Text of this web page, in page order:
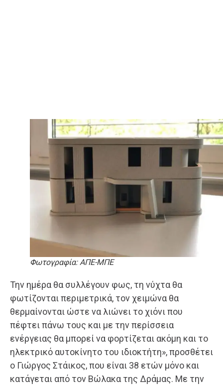
Φωτογραφία: ΑΠΕ-ΜΠΕ
Την ημέρα θα συλλέγουν φως, τη νύχτα θα
φωτίζονται περιμετρικά, τον χειμώνα θα
θερμαίνονται ώστε να λιώνει το χιόνι που
πέφτει πάνω τους και με την περίσσεια
ενέργειας θα μπορεί να φορτίζεται ακόμη και το
ηλεκτρικό αυτοκίνητο του ιδιοκτήτη», προσθέτει
ο Γιώργος Στάικος, που είναι 38 ετών μόνο και
κατάγεται από τον Βώλακα της Δράμας. Με την